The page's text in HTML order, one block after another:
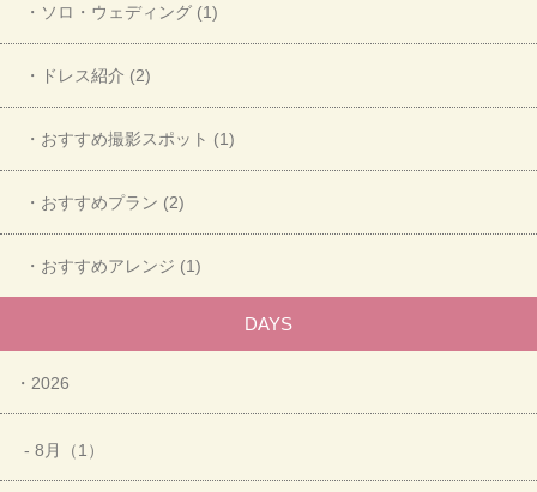
・ソロ・ウェディング (1)
・ドレス紹介 (2)
・おすすめ撮影スポット (1)
・おすすめプラン (2)
・おすすめアレンジ (1)
DAYS
・2026
- 8月（1）